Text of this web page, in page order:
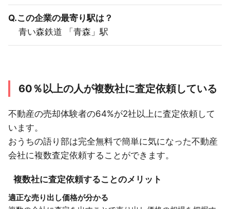
Q.この企業の最寄り駅は？
青い森鉄道 「青森」駅
60％以上の人が複数社に査定依頼している
不動産の売却体験者の64%が2社以上に査定依頼して
います。
おうちの語り部は完全無料で簡単に気になった不動産
会社に複数査定依頼することができます。
複数社に査定依頼することのメリット
適正な売り出し価格が分かる